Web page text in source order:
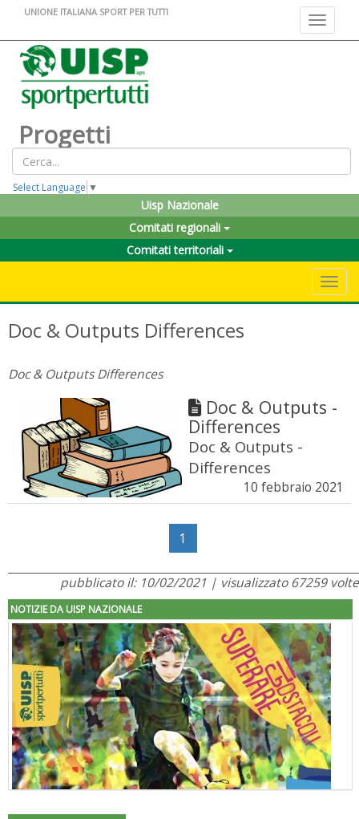
Toggle
UNIONE ITALIANA SPORT PER TUTTI
Progetti
Select Language ▼
Uisp Nazionale
Comitati regionali
Comitati territoriali
Doc & Outputs Differences
Doc & Outputs Differences
Doc & Outputs -
Differences
Doc & Outputs -
Differences
10 febbraio 2021
1
pubblicato il: 10/02/2021 | visualizzato 67259 volte
NOTIZIE DA UISP NAZIONALE